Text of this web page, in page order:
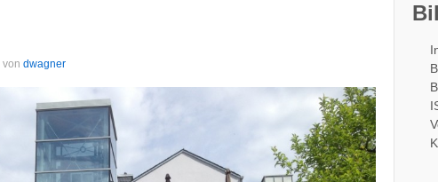
von dwagner